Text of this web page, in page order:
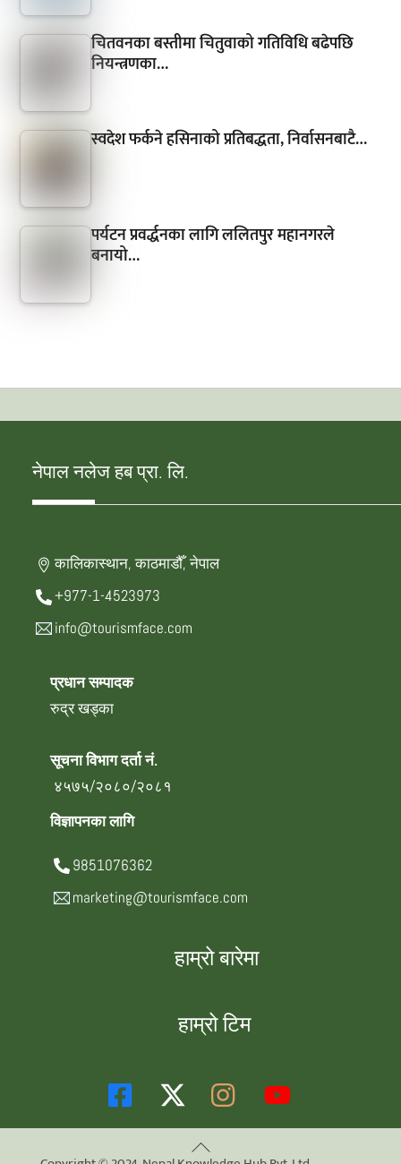
चितवनका बस्तीमा चितुवाको गतिविधि बढेपछि
नियन्त्रणका…
स्वदेश फर्कने हसिनाको प्रतिबद्धता, निर्वासनबाटै…
पर्यटन प्रवर्द्धनका लागि ललितपुर महानगरले
बनायो…
नेपाल नलेज हब प्रा. लि.
कालिकास्थान, काठमाडौँ, नेपाल
+977-1-4523973
info@tourismface.com
प्रधान सम्पादक
रुद्र खड्का
सूचना विभाग दर्ता नं.
४५७५/२०८०/२०८१
विज्ञापनका लागि
9851076362
marketing@tourismface.com
हाम्रो बारेमा
हाम्रो टिम
Back